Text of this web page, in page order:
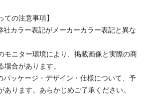
ての注意事項】
カラー表記がメーカーカラー表記と異な
モニター環境により、掲載画像と実際の商
合があります。
ッケージ・デザイン・仕様について、予
ります。あらかじめご了承ください。